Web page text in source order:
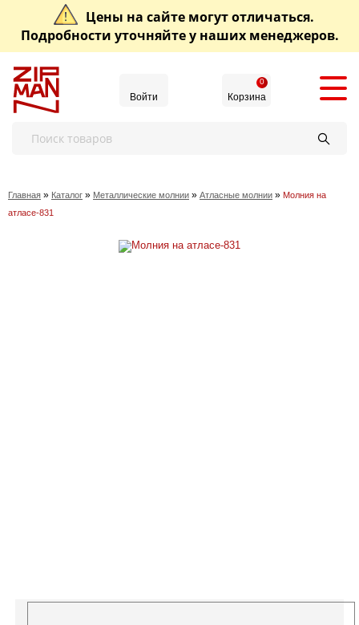
Цены на сайте могут отличаться.
Подробности уточняйте у наших менеджеров.
Войти Корзина
0
Главная » Каталог » Металлические молнии » Атласные молнии » Молния на
атласе-831